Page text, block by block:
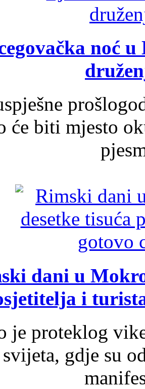
noć
će biti mjesto
dani u
i
je proteklog
gdje su